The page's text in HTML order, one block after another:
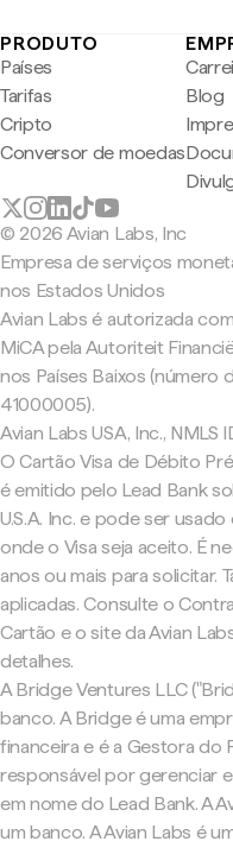
PRODUTO
Países
Tarifas
Cripto
Conversor de moedas
Blog
© 2026 Avian Labs, Inc
Empresa de serviços
nos Estados Unidos
Avian Labs é autorizada
MiCA pela Autoriteit
nos Países Baixos (número
41000005).
Avian Labs USA, Inc.,
O Cartão Visa de Débito
é emitido pelo Lead Bank
U.S.A. Inc. e pode ser
onde o Visa seja aceito. É
anos ou mais para solicitar.
aplicadas. Consulte o
Cartão e o site da Avian
detalhes.
A Bridge Ventures LLC
banco. A Bridge é uma
financeira e é a Gestora do
responsável por gerenciar
em nome do Lead Bank. A
um banco. A Avian Labs é